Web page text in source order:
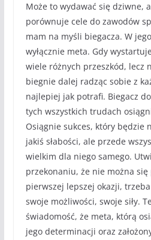
Może to wydawać się dziwne,
porównuje cele do zawodów
mam na myśli biegacza. W
wyłącznie meta. Gdy
wiele różnych przeszkód, lecz
biegnie dalej radząc sobie z
najlepiej jak potrafi. Biegacz
tych wszystkich trudach
Osiągnie sukces, który będzie
jakiś słabości, ale przede
wielkim dla niego samego.
przekonaniu, że nie można
pierwszej lepszej okazji,
swoje możliwości, swoje siły.
świadomość, że meta, którą
jego determinacji oraz